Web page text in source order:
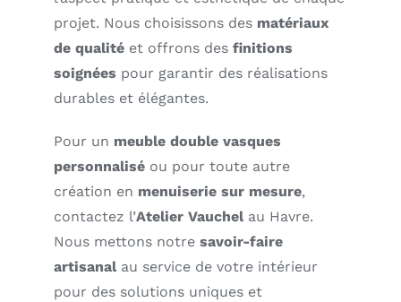
projet. Nous choisissons des matériaux
de qualité et offrons des finitions
soignées pour garantir des réalisations
durables et élégantes.
Pour un meuble double vasques
personnalisé ou pour toute autre
création en menuiserie sur mesure,
contactez l’Atelier Vauchel au Havre.
Nous mettons notre savoir-faire
artisanal au service de votre intérieur
pour des solutions uniques et